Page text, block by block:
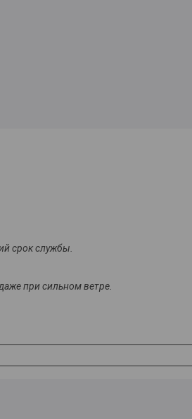
срок службы.
при сильном ветре.